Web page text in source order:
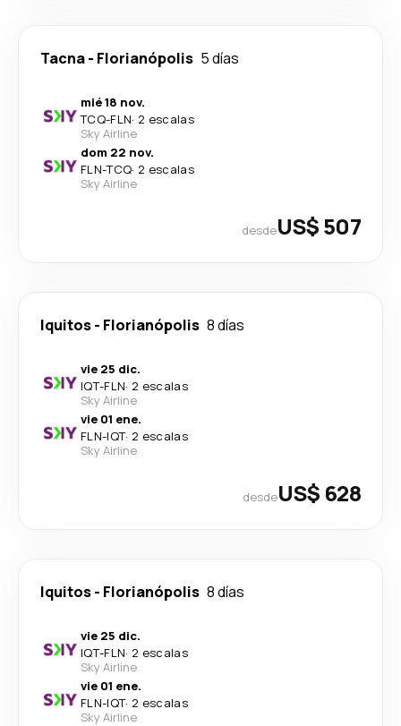
Tacna- Florianópolis 5 días
mié 18 nov.
TCQ-FLN· 2 escalas
Sky Airline
dom 22 nov.
FLN-TCQ· 2 escalas
Sky Airline
desdeUS$ 507
Iquitos- Florianópolis 8 días
vie 25 dic.
IQT-FLN· 2 escalas
Sky Airline
vie 01 ene.
FLN-IQT· 2 escalas
Sky Airline
desdeUS$ 628
Iquitos- Florianópolis 8 días
vie 25 dic.
IQT-FLN· 2 escalas
Sky Airline
vie 01 ene.
FLN-IQT· 2 escalas
Sky Airline